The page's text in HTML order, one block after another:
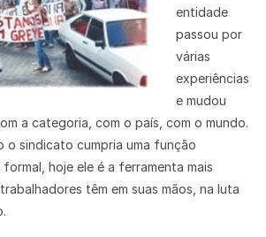
entidade
passou por
várias
experiências
e mudou
a categoria, com o país, com o mundo.
o sindicato cumpria uma função
hoje ele é a ferramenta mais
têm em suas mãos, na luta